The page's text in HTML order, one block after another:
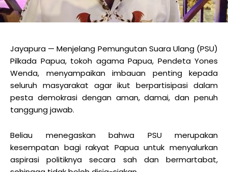
Jayapura — Menjelang Pemungutan Suara Ulang (PSU)
Pilkada Papua, tokoh agama Papua, Pendeta Yones
Wenda, menyampaikan imbauan penting kepada
seluruh masyarakat agar ikut berpartisipasi dalam
pesta demokrasi dengan aman, damai, dan penuh
tanggung jawab.
Beliau menegaskan bahwa PSU merupakan
kesempatan bagi rakyat Papua untuk menyalurkan
aspirasi politiknya secara sah dan bermartabat,